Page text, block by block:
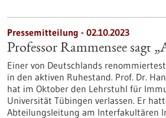
Pressemitteilung - 02.10.2023
Professor Rammensee sagt
Einer von Deutschlands
in den aktiven Ruhestand. Prof. Dr.
hat im Oktober den Lehrstuhl für
Universität Tübingen verlassen. Er
Abteilungsleitung am Interfakultären